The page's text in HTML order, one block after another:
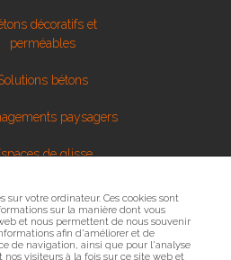
décoratifs et
perméables
bétons
paysagers
de glisse
urbaine
sur votre ordinateur. Ces cookies sont
sur la manière dont vous
et nous permettent de nous souvenir
afin d'améliorer et de
de navigation, ainsi que pour l'analyse
visiteurs à la fois sur ce site web et